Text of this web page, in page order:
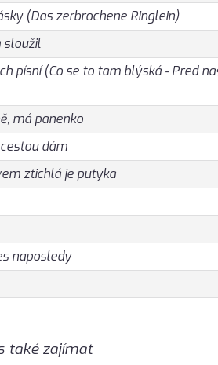
(Das zerbrochene Ringlein)
sloužil
písní (Co se to tam blýská - Pred
má panenko
dám
ztichlá je putyka
naposledy
také zajímat